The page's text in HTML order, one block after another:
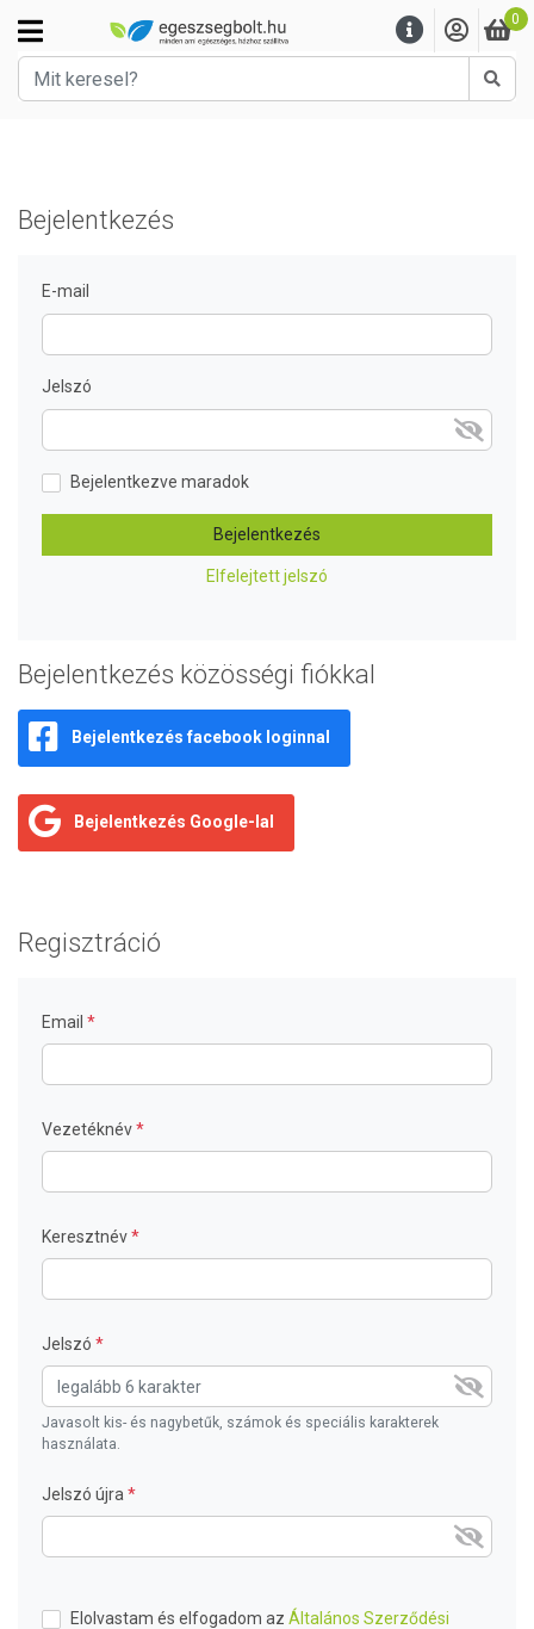
0
Bejelentkezés
E-mail
Jelszó
Bejelentkezve maradok
Bejelentkezés
Elfelejtett jelszó
Bejelentkezés közösségi fiókkal
Bejelentkezés facebook loginnal
Bejelentkezés Google-lal
Regisztráció
Email
Vezetéknév
Keresztnév
Jelszó
Javasolt kis- és nagybetűk, számok és speciális karakterek
használata.
Jelszó újra
Elolvastam és elfogadom az Általános Szerződési